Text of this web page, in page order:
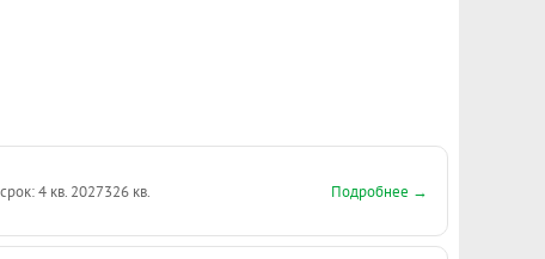
зал Космос, ТЮЗ, набережная
в нашей базе: 804
срок: 4 кв. 2027326 кв. Подробнее →